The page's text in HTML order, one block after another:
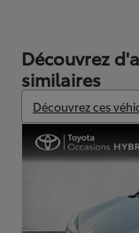
Découvrez
similaires
Découvrez ces